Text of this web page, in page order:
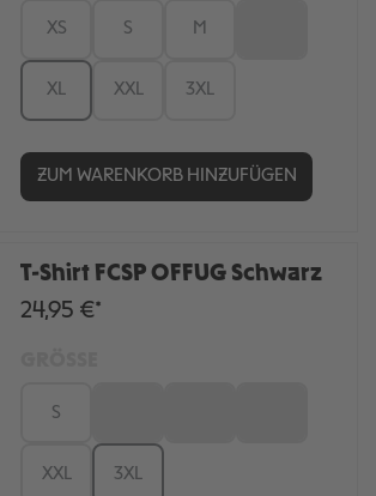
XS S M
XL XXL 3XL
ZUM WARENKORB HINZUFÜGEN
T-Shirt FCSP OFFUG Schwarz
24,95 €*
S
XXL 3XL